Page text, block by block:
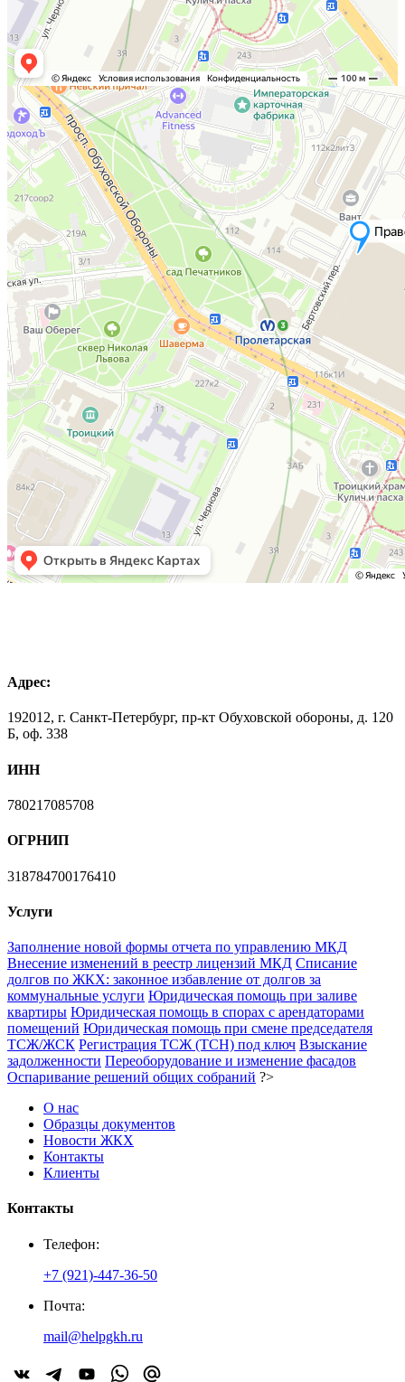
Адрес:
192012, г. Санкт-Петербург, пр-кт Обуховской обороны, д. 120
Б, оф. 338
ИНН
780217085708
ОГРНИП
318784700176410
Услуги
Заполнение новой формы отчета по управлению МКД
Внесение изменений в реестр лицензий МКД Списание
долгов по ЖКХ: законное избавление от долгов за
коммунальные услуги Юридическая помощь при заливе
квартиры Юридическая помощь в спорах с арендаторами
помещений Юридическая помощь при смене председателя
ТСЖ/ЖСК Регистрация ТСЖ (ТСН) под ключ Взыскание
задолженности Переоборудование и изменение фасадов
Оспаривание решений общих собраний ?>
О нас
Образцы документов
Новости ЖКХ
Контакты
Клиенты
Контакты
Телефон:
+7 (921)-447-36-50
Почта:
mail@helpgkh.ru